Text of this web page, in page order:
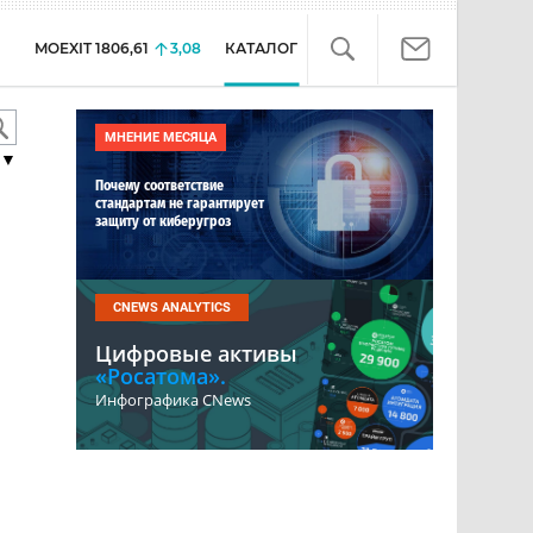
MOEXIT 1806,61 3,08 КАТАЛОГ
МНЕНИЕ МЕСЯЦА
Почему соответствие
стандартам не гарантирует
защиту от киберугроз
CNEWS ANALYTICS
Цифровые активы
«Росатома».
Инфографика CNews